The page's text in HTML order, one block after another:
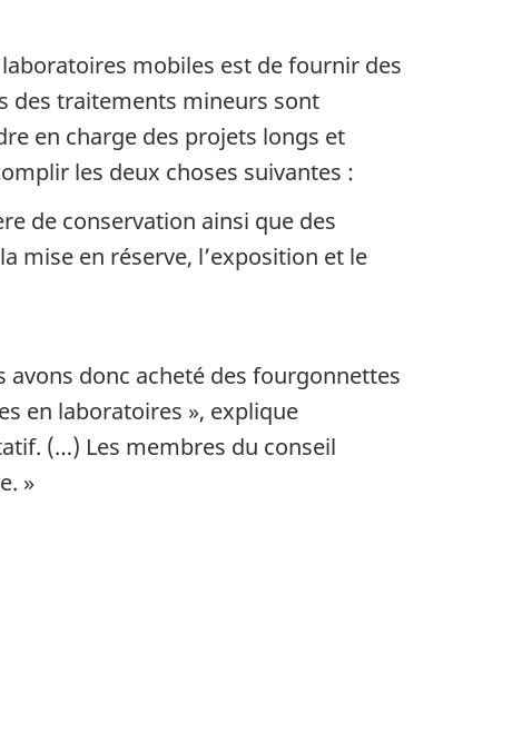
mobiles est de fournir des
des traitements mineurs sont
en charge des projets longs et
les deux choses suivantes :
de conservation ainsi que des
mise en réserve, l’exposition et le
avons donc acheté des fourgonnettes
en laboratoires », explique
(…) Les membres du conseil
»